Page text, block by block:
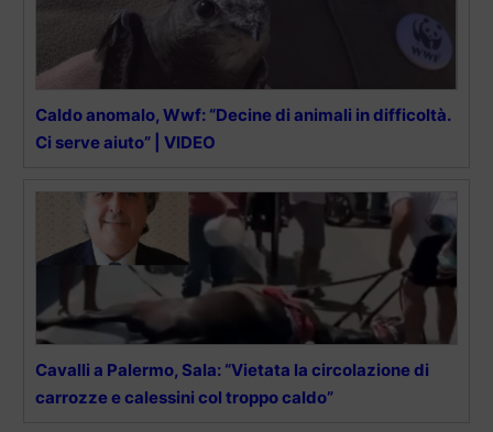
Caldo anomalo, Wwf: “Decine di animali in difficoltà.
Ci serve aiuto” | VIDEO
Cavalli a Palermo, Sala: “Vietata la circolazione di
carrozze e calessini col troppo caldo”